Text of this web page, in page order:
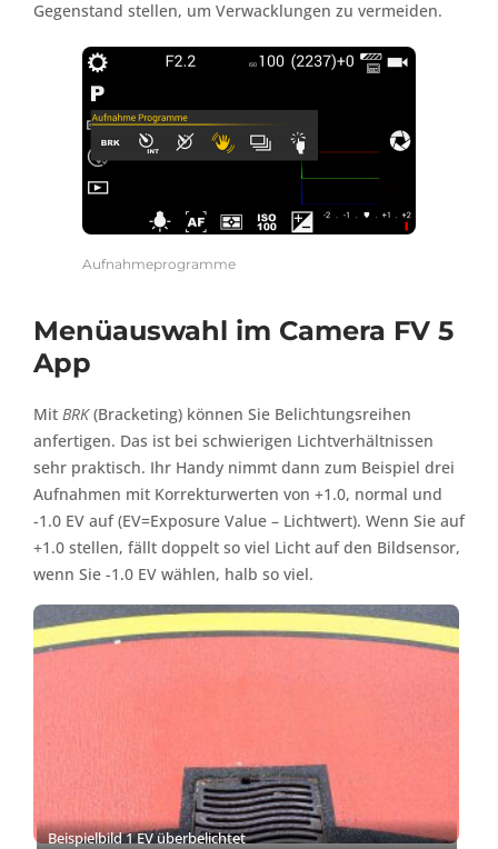
Gegenstand stellen, um Verwacklungen zu vermeiden.
Aufnahmeprogramme
Menüauswahl im Camera FV 5
App
Mit BRK(Bracketing) können Sie Belichtungsreihen
anfertigen. Das ist bei schwierigen Lichtverhältnissen
sehr praktisch. Ihr Handy nimmt dann zum Beispiel drei
Aufnahmen mit Korrekturwerten von +1.0, normal und
-1.0 EV auf (EV=Exposure Value – Lichtwert). Wenn Sie auf
+1.0 stellen, fällt doppelt so viel Licht auf den Bildsensor,
wenn Sie -1.0 EV wählen, halb so viel.
Beispielbild 1 EV überbelichtet